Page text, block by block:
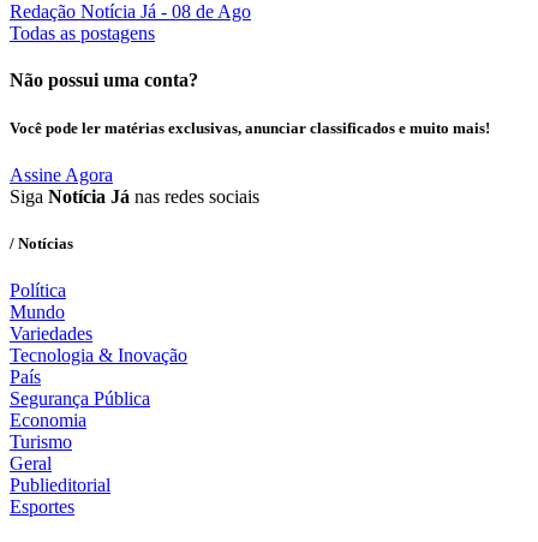
Redação Notícia Já - 08 de Ago
Todas as postagens
Não possui uma conta?
Você pode ler matérias exclusivas, anunciar classificados e muito mais!
Assine Agora
Siga Notícia Já nas redes sociais
/ Notícias
Política
Mundo
Variedades
Tecnologia & Inovação
País
Segurança Pública
Economia
Turismo
Geral
Publieditorial
Esportes